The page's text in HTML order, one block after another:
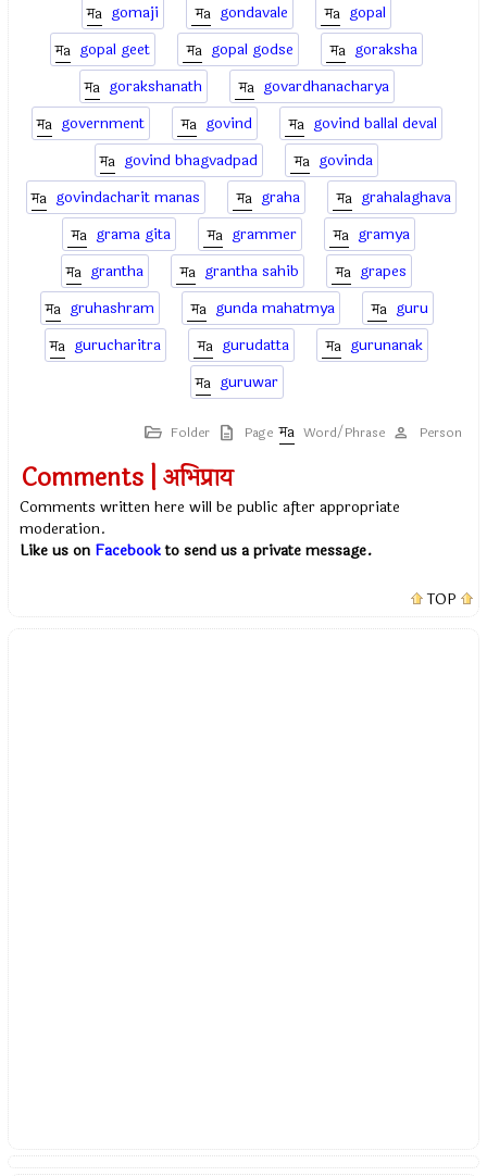
gomaji
gondavale
gopal
gopal geet
gopal godse
goraksha
gorakshanath
govardhanacharya
government
govind
govind ballal deval
govind bhagvadpad
govinda
govindacharit manas
graha
grahalaghava
grama gita
grammer
gramya
grantha
grantha sahib
grapes
gruhashram
gunda mahatmya
guru
gurucharitra
gurudatta
gurunanak
guruwar
Folder Page Word/Phrase Person
Comments | अभिप्राय
Comments written here will be public after appropriate
moderation.
Like us on Facebookto send us a private message.
TOP